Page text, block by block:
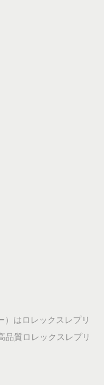
）はロレックスレプリ
品質ロレックスレプリ